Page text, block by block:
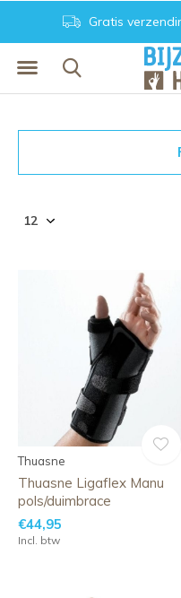
Gratis
Thuasne
Thuasne Ligaflex Manu
pols/duimbrace
€44,95
Incl. btw